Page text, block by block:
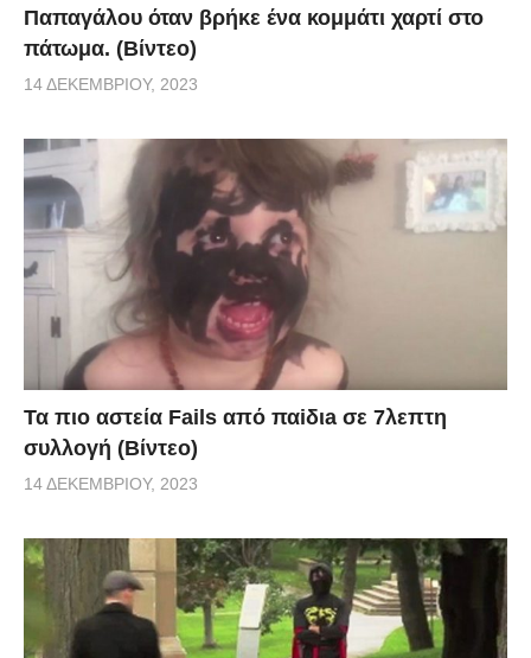
Παπαγάλου όταν βρήκε ένα κομμάτι χαρτί στο
πάτωμα. (Βίντεο)
14 ΔΕΚΕΜΒΡΊΟΥ, 2023
Τα πιο αστεία Fails από παiδιa σε 7λεπτη
συλλογή (Βίντεο)
14 ΔΕΚΕΜΒΡΊΟΥ, 2023